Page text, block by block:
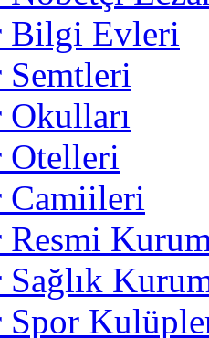
Bilgi Evleri
Semtleri
Otelleri
Camiileri
Resmi
Spor